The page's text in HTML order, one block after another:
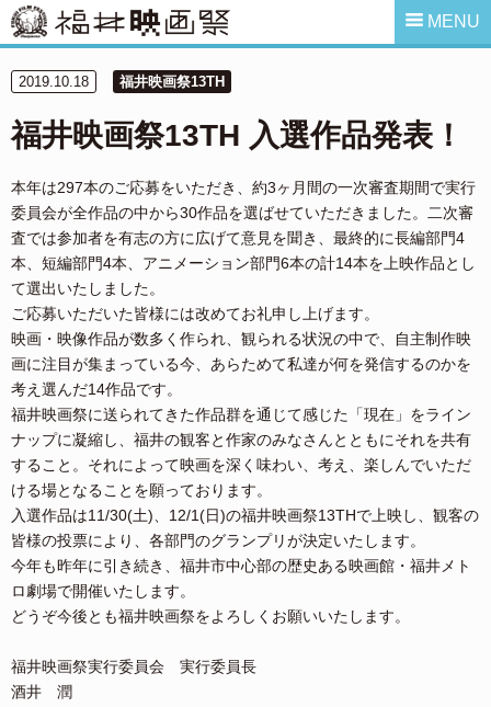
MENU
2019.10.18 福井映画祭13TH
福井映画祭13TH 入選作品発表！
本年は297本のご応募をいただき、約3ヶ月間の一次審査期間で実行
委員会が全作品の中から30作品を選ばせていただきました。二次審
査では参加者を有志の方に広げて意見を聞き、最終的に長編部門4
本、短編部門4本、アニメーション部門6本の計14本を上映作品とし
て選出いたしました。
ご応募いただいた皆様には改めてお礼申し上げます。
映画・映像作品が数多く作られ、観られる状況の中で、自主制作映
画に注目が集まっている今、あらためて私達が何を発信するのかを
考え選んだ14作品です。
福井映画祭に送られてきた作品群を通じて感じた「現在」をライン
ナップに凝縮し、福井の観客と作家のみなさんとともにそれを共有
すること。それによって映画を深く味わい、考え、楽しんでいただ
ける場となることを願っております。
入選作品は11/30(土)、12/1(日)の福井映画祭13THで上映し、観客の
皆様の投票により、各部門のグランプリが決定いたします。
今年も昨年に引き続き、福井市中心部の歴史ある映画館・福井メト
ロ劇場で開催いたします。
どうぞ今後とも福井映画祭をよろしくお願いいたします。
福井映画祭実行委員会 実行委員長
酒井 潤